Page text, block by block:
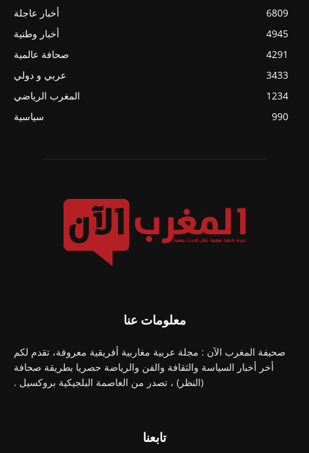
أخبار عاجلة
6809
أخبار وطنية
4945
صحافة عالمية
4291
عربي و دولي
3433
المغرب الرياضي
1234
سياسية
990
معلومات عنا
صحيفة المغرب الآن : مجلة عربية مغاربية أفريقية معروفة، تقدم لكم
أخر أخبار السياسة والثقافة والفن والرياضة حصريا بطريقة صحافة
(النظر) ، تصدر من العاصمة البلجيكية بروكسيل .
تابعنا